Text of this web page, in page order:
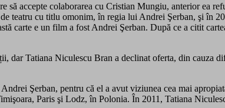
accepte colaborarea cu Cristian Mungiu, anterior ea
teatru cu titlu omonim, în regia lui Andrei Şerban, şi în
carte e un film a fost Andrei Şerban. După ce a citit
dar Tatiana Niculescu Bran a declinat oferta, din cauza
Şerban, pentru că el a avut viziunea cea mai
Paris şi Lodz, în Polonia. În 2011, Tatiana